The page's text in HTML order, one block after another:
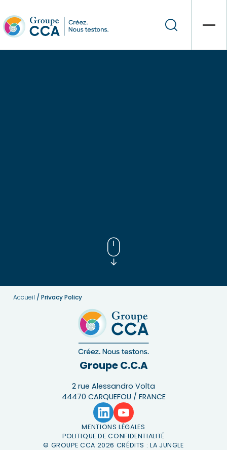
Accueil / Privacy Policy
Groupe C.C.A
2 rue Alessandro Volta
44470 CARQUEFOU / FRANCE
© GROUPE CCA 2026 CRÉDITS : LA JUNGLE
MENTIONS LÉGALES
POLITIQUE DE CONFIDENTIALITÉ